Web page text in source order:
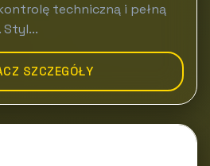
techniczną i pełną
SZCZEGÓŁY